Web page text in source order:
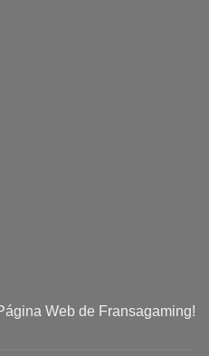
Web de Fransagaming!